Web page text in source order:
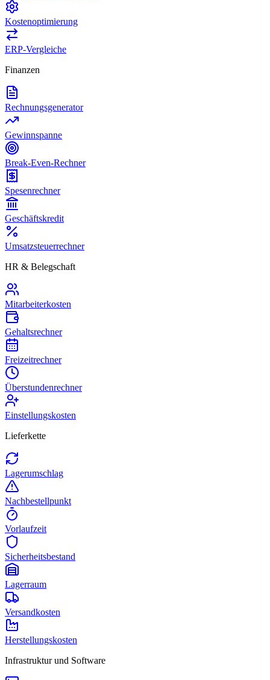
Kostenoptimierung
ERP-Vergleiche
Finanzen
Rechnungsgenerator
Gewinnspanne
Break-Even-Rechner
Spesenrechner
Geschäftskredit
Umsatzsteuerrechner
HR & Belegschaft
Mitarbeiterkosten
Gehaltsrechner
Freizeitrechner
Überstundenrechner
Einstellungskosten
Lieferkette
Lagerumschlag
Nachbestellpunkt
Vorlaufzeit
Sicherheitsbestand
Lagerraum
Versandkosten
Herstellungskosten
Infrastruktur und Software